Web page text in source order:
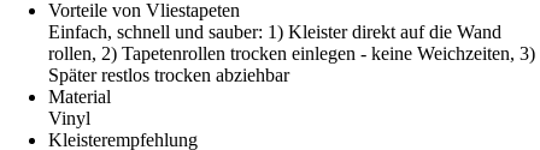
Vorteile von Vliestapeten
Einfach, schnell und sauber: 1) Kleister direkt auf die Wand
rollen, 2) Tapetenrollen trocken einlegen - keine Weichzeiten, 3)
Später restlos trocken abziehbar
Material
Vinyl
Kleisterempfehlung